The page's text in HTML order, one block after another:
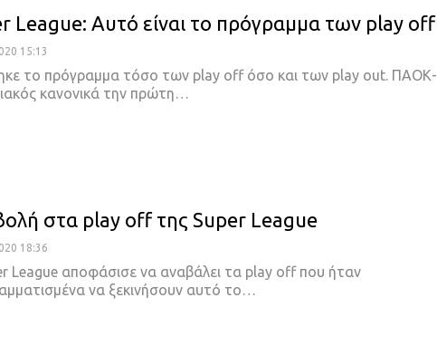
League: Αυτό είναι το πρόγραμμα των play off
15:13
το πρόγραμμα τόσο των play off όσο και των play out. ΠΑΟΚ-
κανονικά την πρώτη…
στα play off της Super League
18:36
League αποφάσισε να αναβάλει τα play off που ήταν
να ξεκινήσουν αυτό το…